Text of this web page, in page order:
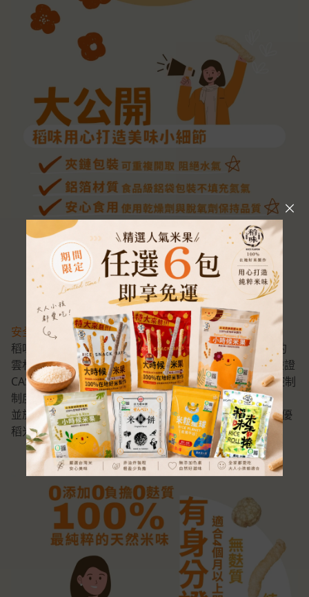
安全、健康、美味
稻味以嚴謹的態度與現代化的經營管理，推廣優質美味的
雲林在地濁水好米，生產的稻米過程經過TAP產銷履歷驗證
CAS優良食品驗證及世界各國公認目前最佳的食品安全控制
制度的ISO22000/HACCP國際雙驗證把關驗證
並於2010年榮獲全國十大經典好米獎的肯定、2012年績優
稻米產銷專業區殊榮之台灣在地好米。